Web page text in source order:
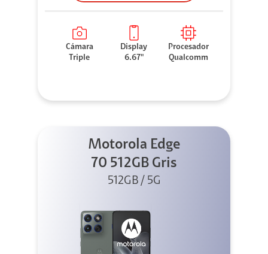
Cámara
Triple
Display
6.67"
Procesador
Qualcomm
Motorola Edge
70 512GB Gris
512GB / 5G